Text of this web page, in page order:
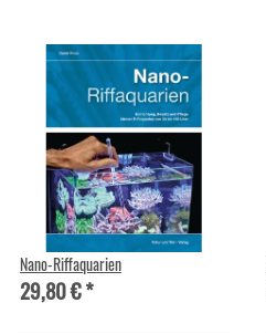
Nano-Riffaquarien
29,80 €*